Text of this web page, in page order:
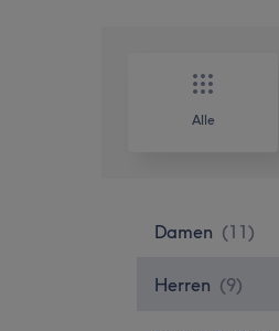
Alle
Damen (11)
Herren (9)